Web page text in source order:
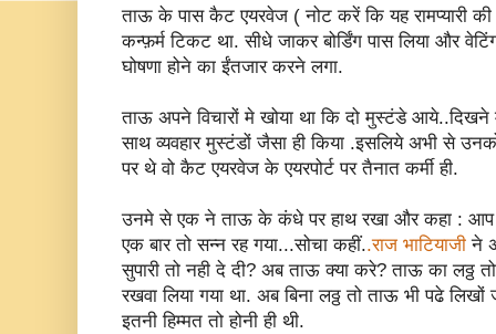
ताऊ के पास कैट एयरवेज ( नोट करें कि यह रामप्यारी
कन्फ़र्म टिकट था. सीधे जाकर बोर्डिंग पास लिया और
घोषणा होने का ईंतजार करने लगा.
ताऊ अपने विचारों मे खोया था कि दो मुस्टंडे
साथ व्यवहार मुस्टंडों जैसा ही किया .इसलिये अभी से
पर थे वो कैट एयरवेज के एयरपोर्ट पर तैनात कर्मी ही.
उनमे से एक ने ताऊ के कंधे पर हाथ रखा और कहा :
एक बार तो सन्न रह गया...सोचा कहीं..राज भाटियाजी ने
सुपारी तो नही दे दी? अब ताऊ क्या करे? ताऊ का लठ्ठ
रखवा लिया गया था. अब बिना लठ्ठ तो ताऊ भी पढे
इतनी हिम्मत तो होनी ही थी.